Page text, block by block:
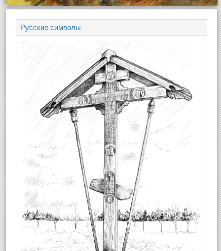
Русские символы